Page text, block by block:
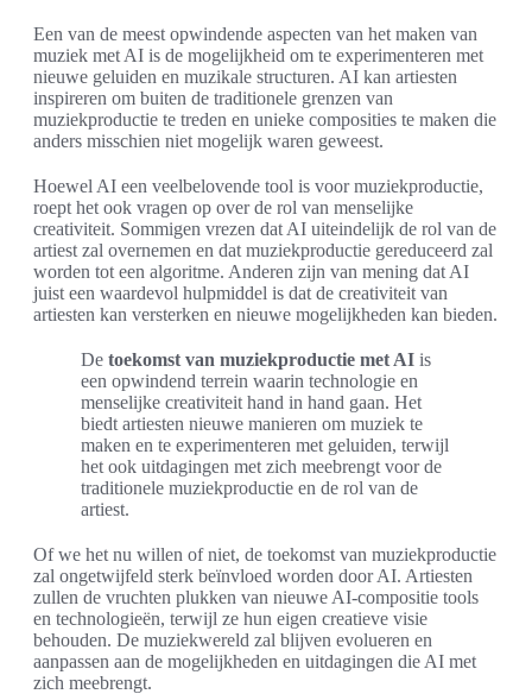
Een van de meest opwindende aspecten van het maken van
muziek met AI is de mogelijkheid om te experimenteren met
nieuwe geluiden en muzikale structuren. AI kan artiesten
inspireren om buiten de traditionele grenzen van
muziekproductie te treden en unieke composities te maken die
anders misschien niet mogelijk waren geweest.
Hoewel AI een veelbelovende tool is voor muziekproductie,
roept het ook vragen op over de rol van menselijke
creativiteit. Sommigen vrezen dat AI uiteindelijk de rol van de
artiest zal overnemen en dat muziekproductie gereduceerd zal
worden tot een algoritme. Anderen zijn van mening dat AI
juist een waardevol hulpmiddel is dat de creativiteit van
artiesten kan versterken en nieuwe mogelijkheden kan bieden.
De toekomst van muziekproductie met AI is
een opwindend terrein waarin technologie en
menselijke creativiteit hand in hand gaan. Het
biedt artiesten nieuwe manieren om muziek te
maken en te experimenteren met geluiden, terwijl
het ook uitdagingen met zich meebrengt voor de
traditionele muziekproductie en de rol van de
artiest.
Of we het nu willen of niet, de toekomst van muziekproductie
zal ongetwijfeld sterk beïnvloed worden door AI. Artiesten
zullen de vruchten plukken van nieuwe AI-compositie tools
en technologieën, terwijl ze hun eigen creatieve visie
behouden. De muziekwereld zal blijven evolueren en
aanpassen aan de mogelijkheden en uitdagingen die AI met
zich meebrengt.